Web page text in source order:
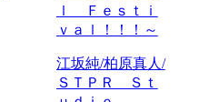
ｌ Ｆｅｓｔｉ
ｖａｌ！！！～
江坂純/柏原真人/
ＳＴＰＲ Ｓｔ